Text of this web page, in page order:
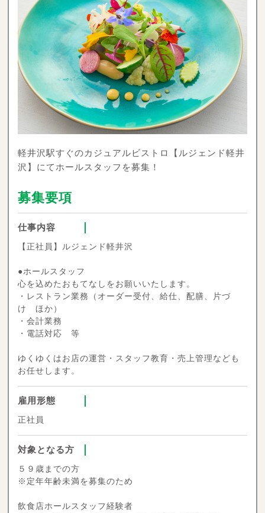
軽井沢駅すぐのカジュアルビストロ【ルジェンド軽井
沢】にてホールスタッフを募集！
募集要項
仕事内容
【正社員】ルジェンド軽井沢
●ホールスタッフ
心を込めたおもてなしをお願いいたします。
・レストラン業務（オーダー受付、給仕、配膳、片づ
け ほか）
・会計業務
・電話対応 等
ゆくゆくはお店の運営・スタッフ教育・売上管理なども
お任せします。
雇用形態
正社員
対象となる方
５９歳までの方
※定年年齢未満を募集のため
飲食店ホールスタッフ経験者